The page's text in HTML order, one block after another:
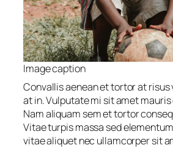
Image caption
Convallis aenean et tortor at
at in. Vulputate mi sit amet
Nam aliquam sem et tortor
Vitae turpis massa sed
vitae aliquet nec ullamcorper sit